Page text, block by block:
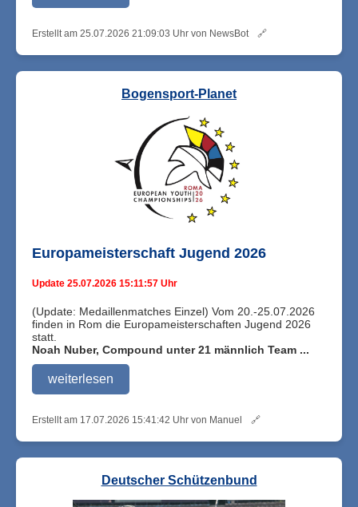
Erstellt am 25.07.2026 21:09:03 Uhr von NewsBot 🔗
Bogensport-Planet
Europameisterschaft Jugend 2026
Update 25.07.2026 15:11:57 Uhr
(Update: Medaillenmatches Einzel) Vom 20.-25.07.2026
finden in Rom die Europameisterschaften Jugend 2026
statt.
Noah Nuber, Compound unter 21 männlich Team ...
weiterlesen
Erstellt am 17.07.2026 15:41:42 Uhr von Manuel 🔗
Deutscher Schützenbund